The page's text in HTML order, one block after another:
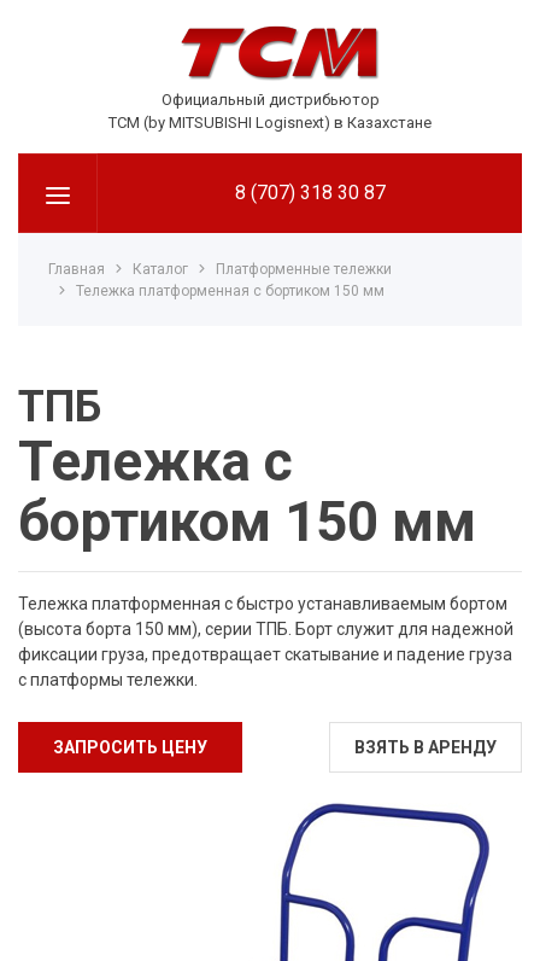
Официальный дистрибьютор
TCM (by MITSUBISHI Logisnext) в Казахстане
8 (707) 318 30 87
Главная Каталог
Платформенные тележки
Тележка платформенная с бортиком 150 мм
ТПБ
Тележка с
бортиком 150 мм
Тележка платформенная с быстро устанавливаемым бортом
(высота борта 150 мм), серии ТПБ. Борт служит для надежной
фиксации груза, предотвращает скатывание и падение груза
с платформы тележки.
ЗАПРОСИТЬ ЦЕНУ ВЗЯТЬ В АРЕНДУ